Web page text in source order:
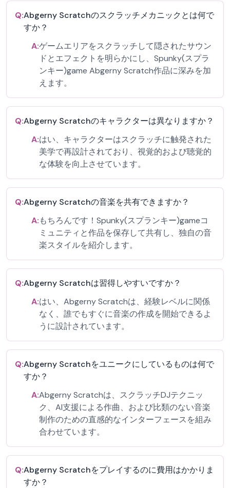
Q:Abgerny Scratchのスクラッチメカニックとは何で
すか？
A:ゲームエリアをスクラッチして隠されたサウン
ドとエフェクトを明らかにし、Spunky(スプラ
ンキー)game Abgerny Scratch作品に深みを加
えます。
Q:Abgerny Scratchのキャラクターは異なりますか？
A:はい、キャラクターはスクラッチに触発された
美学で再設計されており、視覚的および聴覚的
な体験を向上させています。
Q:Abgerny Scratchの音楽を共有できますか？
A:もちろんです！Spunky(スプランキー)gameコ
ミュニティと作品を保存して共有し、独自の音
楽スタイルを紹介します。
Q:Abgerny Scratchは習得しやすいですか？
A:はい、Abgerny Scratchは、経験レベルに関係
なく、誰でもすぐに音楽の作成を開始できるよ
うに設計されています。
Q:Abgerny Scratchをユニークにしているものは何で
すか？
A:Abgerny Scratchは、スクラッチDJテクニッ
ク、AI支援による作曲、および比類のない音楽
制作のための直感的なインターフェースを組み
合わせています。
Q:Abgerny Scratchをプレイするのに費用はかかりま
すか？